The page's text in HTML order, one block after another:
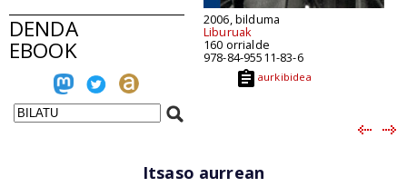
DENDA
EBOOK
2006, bilduma
Liburuak
160 orrialde
978-84-95511-83-6
aurkibidea
Itsaso aurrean